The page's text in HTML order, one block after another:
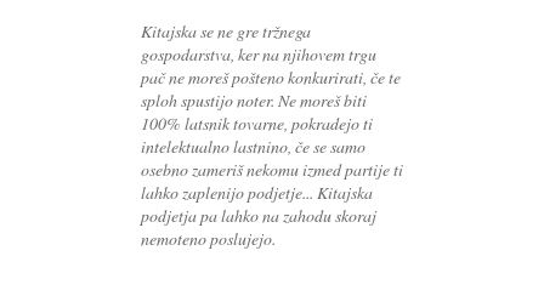
Kitajska se ne gre tržnega
gospodarstva, ker na njihovem trgu
pač ne moreš pošteno konkurirati, če te
sploh spustijo noter. Ne moreš biti
100% latsnik tovarne, pokradejo ti
intelektualno lastnino, če se samo
osebno zameriš nekomu izmed partije ti
lahko zaplenijo podjetje... Kitajska
podjetja pa lahko na zahodu skoraj
nemoteno poslujejo.